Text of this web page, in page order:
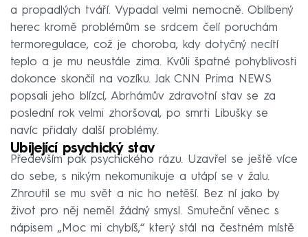
a propadlých tváří. Vypadal velmi nemocně. Oblíbený
herec kromě problémům se srdcem čelí poruchám
termoregulace, což je choroba, kdy dotyčný necítí
teplo a je mu neustále zima. Kvůli špatné pohyblivosti
dokonce skončil na vozíku. Jak CNN Prima NEWS
popsali jeho blízcí, Abrhámův zdravotní stav se za
poslední rok velmi zhoršoval, po smrti Libušky se
navíc přidaly další problémy.
Ubíjející psychický stav
Především pak psychického rázu. Uzavřel se ještě více
do sebe, s nikým nekomunikuje a utápí se v žalu.
Zhroutil se mu svět a nic ho netěší. Bez ní jako by
život pro něj neměl žádný smysl. Smuteční věnec s
nápisem „Moc mi chybíš,“ který stál na čestném místě